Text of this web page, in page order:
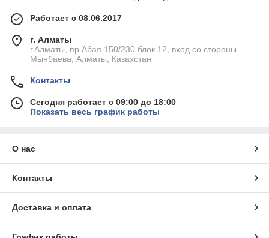
Работает с 08.06.2017
г. Алматы
г.Алматы, пр.Абая 150/230 блок 12, вход со стороны
Мынбаева, Алматы, Казахстан
Контакты
Сегодня работает с 09:00 до 18:00
Показать весь график работы
О нас
Контакты
Доставка и оплата